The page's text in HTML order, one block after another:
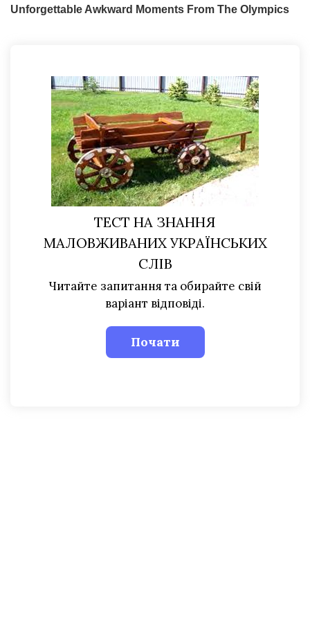
ТЕСТ НА ЗНАННЯ
МАЛОВЖИВАНИХ УКРАЇНСЬКИХ
СЛІВ
Читайте запитання та обирайте свій
варіант відповіді.